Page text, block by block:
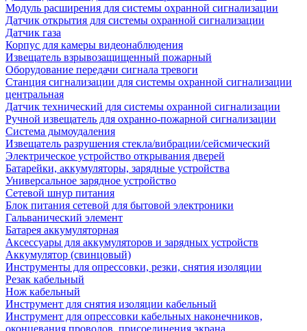
Модуль расширения для системы охранной сигнализации
Датчик открытия для системы охранной сигнализации
Датчик газа
Корпус для камеры видеонаблюдения
Извещатель взрывозащищенный пожарный
Оборудование передачи сигнала тревоги
Станция сигнализации для системы охранной сигнализации
центральная
Датчик технический для системы охранной сигнализации
Ручной извещатель для охранно-пожарной сигнализации
Система дымоудаления
Извещатель разрушения стекла/вибрации/сейсмический
Электрическое устройство открывания дверей
Батарейки, аккумуляторы, зарядные устройства
Универсальное зарядное устройство
Сетевой шнур питания
Блок питания сетевой для бытовой электроники
Гальванический элемент
Батарея аккумуляторная
Аксессуары для аккумуляторов и зарядных устройств
Аккумулятор (свинцовый)
Инструменты для опрессовки, резки, снятия изоляции
Резак кабельный
Нож кабельный
Инструмент для снятия изоляции кабельный
Инструмент для опрессовки кабельных наконечников,
оконцевания проводов, присоединения экрана